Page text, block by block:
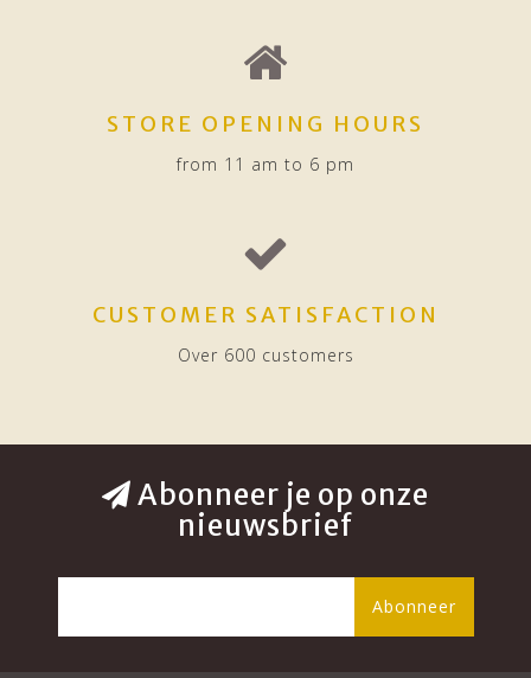
STORE OPENING HOURS
from 11 am to 6 pm
CUSTOMER SATISFACTION
Over 600 customers
Abonneer je op onze
nieuwsbrief
Abonneer